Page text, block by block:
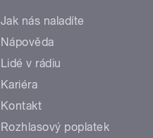
Jak nás naladíte
Nápověda
Lidé v rádiu
Kariéra
Kontakt
Rozhlasový poplatek